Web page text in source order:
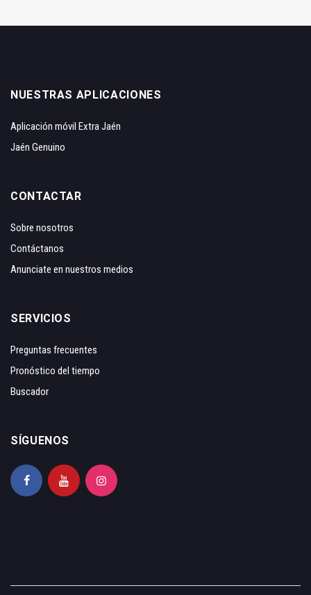
NUESTRAS APLICACIONES
Aplicación móvil Extra Jaén
Jaén Genuino
CONTACTAR
Sobre nosotros
Contáctanos
Anunciate en nuestros medios
SERVICIOS
Preguntas frecuentes
Pronóstico del tiempo
Buscador
SÍGUENOS